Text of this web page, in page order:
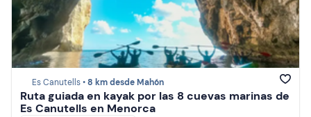
Es Canutells •8 km desde Mahón
Ruta guiada en kayak por las 8 cuevas marinas de
Es Canutells en Menorca